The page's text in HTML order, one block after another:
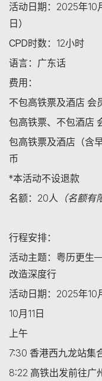
活动日期： 2025年10
日）
CPD时数： 12小时
语言： 广东话
费用：
不包高铁票及酒店 会
包高铁票、不包酒店
包高铁票及酒店（含
币
*本活动不设退款
名额： 20人 （名额有
行程安排：
活动主题：粤历更生
改造深度行
活动日期：2025年10
10月11日
上午
7:30 香港西九龙站集
8:22 高铁出发前往广